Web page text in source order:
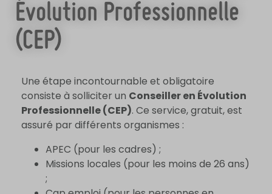
Évolution Professionnelle
(CEP)
Une étape incontournable et obligatoire
consiste à solliciter un Conseiller en Évolution
Professionnelle (CEP). Ce service, gratuit, est
assuré par différents organismes :
APEC (pour les cadres) ;
Missions locales (pour les moins de 26 ans)
;